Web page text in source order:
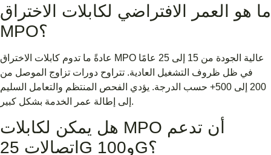
ما هو العمر الافتراضي لكابلات الاختراق
عادةً ما تدوم كابلات الاختراق MPO عالية الجودة من 15 إلى 25 عامًا
في ظل ظروف التشغيل العادية. تتراوح دورات تزاوج الموصل من
200 إلى 500+ حسب الدرجة. يؤدي الفحص المنتظم والتعامل السليم
إلى إطالة عمر الخدمة بشكل كبير.
هل يمكن لكابلات MPO أن تدعم